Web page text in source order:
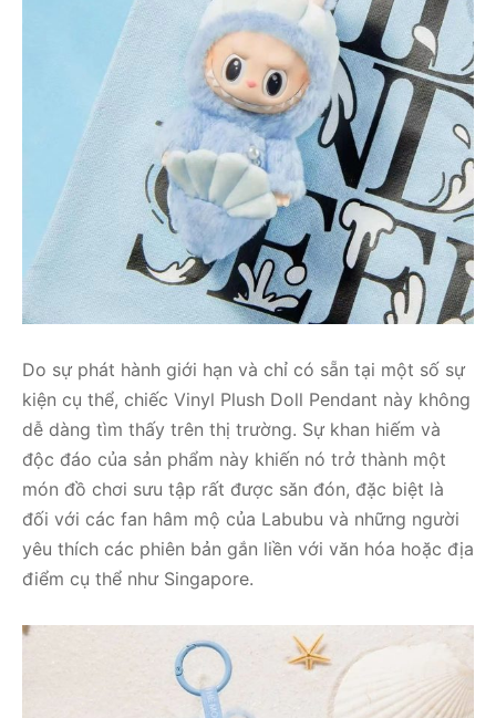
Do sự phát hành giới hạn và chỉ có sẵn tại một số sự
kiện cụ thể, chiếc Vinyl Plush Doll Pendant này không
dễ dàng tìm thấy trên thị trường. Sự khan hiếm và
độc đáo của sản phẩm này khiến nó trở thành một
món đồ chơi sưu tập rất được săn đón, đặc biệt là
đối với các fan hâm mộ của Labubu và những người
yêu thích các phiên bản gắn liền với văn hóa hoặc địa
điểm cụ thể như Singapore.